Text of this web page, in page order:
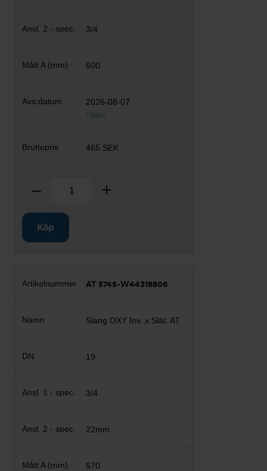
3/4
600
2026-08-07
I lager
465 SEK
Ta bort
Köp
AT 5745-W44318806
Slang OXY Inv. x Slät. AT
19
3/4
22mm
570